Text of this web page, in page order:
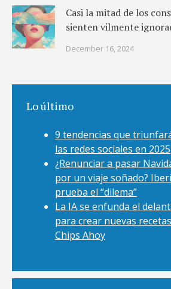
Casi la mitad de los
sienten vilmente
December 16, 2024
Lo último
9 tendencias que
las redes sociales en 2025
¿Renunciar a pasar
por un viaje soñado?
prueba el “dilema”
La IA se enfunda el
para crear nuevas
Chips Ahoy